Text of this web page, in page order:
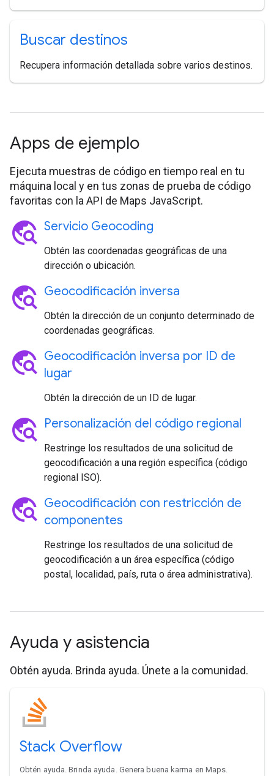
Buscar destinos
Recupera información detallada sobre varios destinos.
Apps de ejemplo
Ejecuta muestras de código en tiempo real en tu
máquina local y en tus zonas de prueba de código
favoritas con la API de Maps JavaScript.
travel_explore Servicio Geocoding
Obtén las coordenadas geográficas de una
dirección o ubicación.
travel_explore Geocodificación inversa
Obtén la dirección de un conjunto determinado de
coordenadas geográficas.
travel_explore Geocodificación inversa por ID de
lugar
Obtén la dirección de un ID de lugar.
travel_explore Personalización del código regional
Restringe los resultados de una solicitud de
geocodificación a una región específica (código
regional ISO).
travel_explore Geocodificación con restricción de
componentes
Restringe los resultados de una solicitud de
geocodificación a un área específica (código
postal, localidad, país, ruta o área administrativa).
Ayuda y asistencia
Obtén ayuda. Brinda ayuda. Únete a la comunidad.
Stack Overflow
Obtén ayuda. Brinda ayuda. Genera buena karma en Maps.